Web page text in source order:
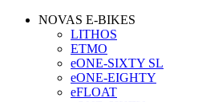
NOVAS E-BIKES
LITHOS
ETMO
eONE-SIXTY SL
eONE-EIGHTY
eFLOAT